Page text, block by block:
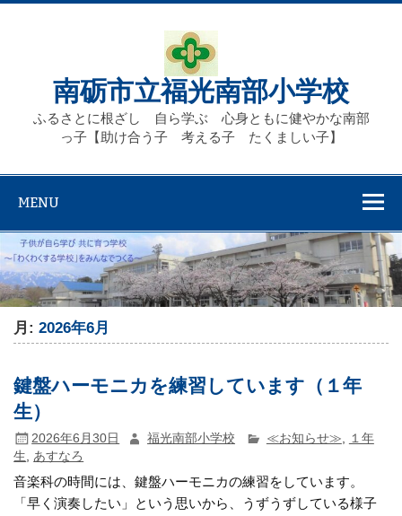
Skip
南砺市立福光南部小学校
ふるさとに根ざし 自ら学ぶ 心身ともに健やかな南部
っ子【助け合う子 考える子 たくましい子】
MENU
月:2026年6月
鍵盤ハーモニカを練習しています（１年
生）
2026年6月30日 福光南部小学校 ≪お知らせ≫
１年
生, あすなろ
音楽科の時間には、鍵盤ハーモニカの練習をしています。
「早く演奏したい」という思いから、うずうずしている様子